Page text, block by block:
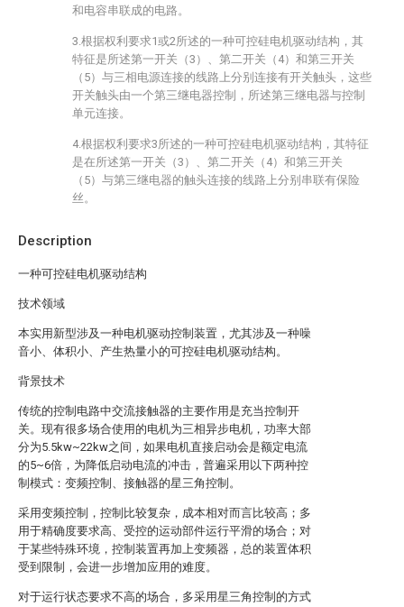
Description
一种可控硅电机驱动结构
技术领域
本实用新型涉及一种电机驱动控制装置，尤其涉及一种噪
音小、体积小、产生热量小的可控硅电机驱动结构。
背景技术
传统的控制电路中交流接触器的主要作用是充当控制开
关。现有很多场合使用的电机为三相异步电机，功率大部
分为5.5kw~22kw之间，如果电机直接启动会是额定电流
的5~6倍，为降低启动电流的冲击，普遍采用以下两种控
制模式：变频控制、接触器的星三角控制。
采用变频控制，控制比较复杂，成本相对而言比较高；多
用于精确度要求高、受控的运动部件运行平滑的场合；对
于某些特殊环境，控制装置再加上变频器，总的装置体积
受到限制，会进一步增加应用的难度。
对于运行状态要求不高的场合，多采用星三角控制的方式
和电容串联成的电路。
3.根据权利要求1或2所述的一种可控硅电机驱动结构，其
特征是所述第一开关（3）、第二开关（4）和第三开关
（5）与三相电源连接的线路上分别连接有开关触头，这些
开关触头由一个第三继电器控制，所述第三继电器与控制
单元连接。
4.根据权利要求3所述的一种可控硅电机驱动结构，其特征
是在所述第一开关（3）、第二开关（4）和第三开关
（5）与第三继电器的触头连接的线路上分别串联有保险
丝。